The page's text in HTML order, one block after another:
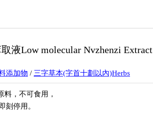
液Low molecular Nvzhenzi Extract
添加物 / 三字草本(字首十劃以內)Herbs
料，不可食用，
刻停用。